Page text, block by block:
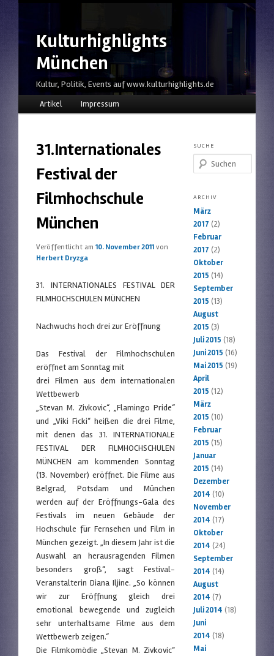
Kulturhighlights
München
Kultur, Politik, Events auf www.kulturhighlights.de
HauptmenüZum Inhalt wechseln
Zum sekundären Inhalt wechseln
Artikel Impressum
31.Internationales
Festival der
Filmhochschule
München
Veröffentlicht am10. November 2011 von
Herbert Dryzga
31. INTERNATIONALES FESTIVAL DER
FILMHOCHSCHULEN MÜNCHEN
Nachwuchs hoch drei zur Eröffnung
Das Festival der Filmhochschulen
eröffnet am Sonntag mit
drei Filmen aus dem internationalen
Wettbewerb
„Stevan M. Zivkovic“, „Flamingo Pride“
und „Viki Ficki“ heißen die drei Filme,
mit denen das 31. INTERNATIONALE
FESTIVAL DER FILMHOCHSCHULEN
MÜNCHEN am kommenden Sonntag
(13. November) eröffnet. Die Filme aus
Belgrad, Potsdam und München
werden auf der Eröffnungs-Gala des
Festivals im neuen Gebäude der
Hochschule für Fernsehen und Film in
München gezeigt. „In diesem Jahr ist die
Auswahl an herausragenden Filmen
besonders groß“, sagt Festival-
Veranstalterin Diana Iljine. „So können
wir zur Eröffnung gleich drei
emotional bewegende und zugleich
sehr unterhaltsame Filme aus dem
Wettbewerb zeigen.“
Die Filmkomödie „Stevan M. Zivkovic“
SUCHE
Suchen
ARCHIV
März
2017 (2)
Februar
2017 (2)
Oktober
2015 (14)
September
2015 (13)
August
2015 (3)
Juli 2015 (18)
Juni 2015 (16)
Mai 2015 (19)
April
2015 (12)
März
2015 (10)
Februar
2015 (15)
Januar
2015 (14)
Dezember
2014 (10)
November
2014 (17)
Oktober
2014 (24)
September
2014 (14)
August
2014 (7)
Juli 2014 (18)
Juni
2014 (18)
Mai